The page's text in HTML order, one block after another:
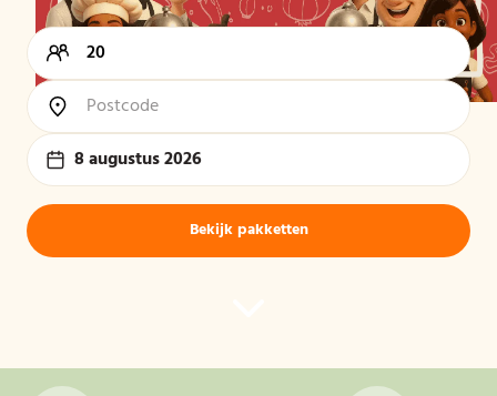
8 augustus 2026
Bekijk pakketten